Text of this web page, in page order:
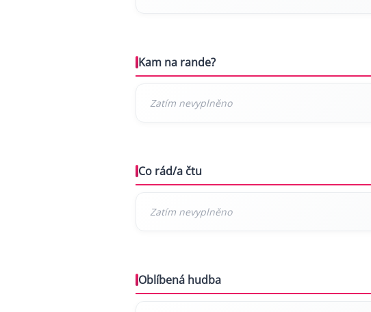
Kam na rande?
Co rád/a čtu
Oblíbená hudba